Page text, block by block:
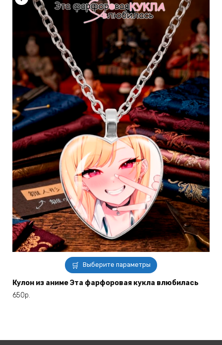
Выберите параметры
Этот
товар
имеет
Кулон из аниме Эта фарфоровая кукла влюбилась
650р.